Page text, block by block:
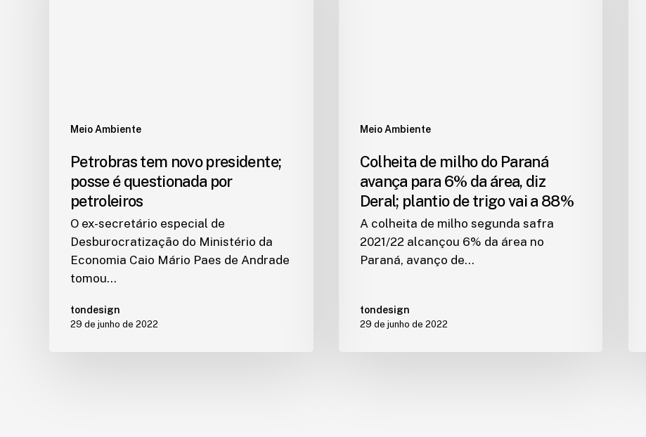
Meio Ambiente
Petrobras tem novo presidente;
posse é questionada por
petroleiros
O ex-secretário especial de
Desburocratização do Ministério da
Economia Caio Mário Paes de Andrade
tomou…
tondesign
29 de junho de 2022
Meio Ambiente
Colheita de milho do Paraná
avança para 6% da área, diz
Deral; plantio de trigo vai a 88%
A colheita de milho segunda safra
2021/22 alcançou 6% da área no
Paraná, avanço de…
tondesign
29 de junho de 2022